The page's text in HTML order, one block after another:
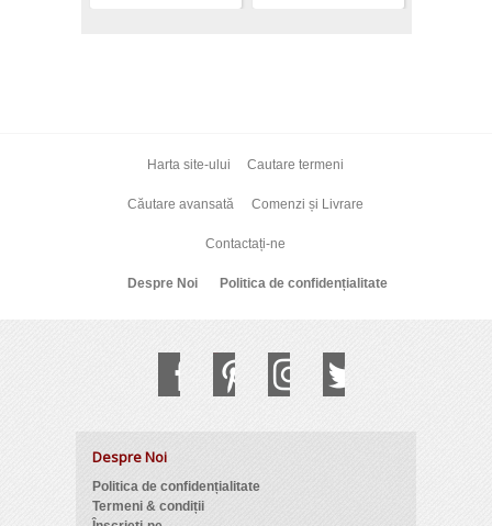
Harta site-ului Cautare termeni
Căutare avansată Comenzi și Livrare
Contactați-ne
Despre Noi Politica de confidențialitate
Despre Noi
Politica de confidențialitate
Termeni & condiții